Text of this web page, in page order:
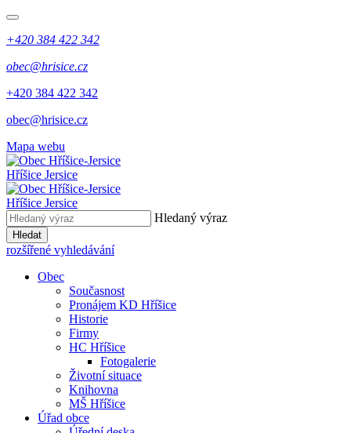
+420 384 422 342
obec@hrisice.cz
+420 384 422 342
obec@hrisice.cz
Mapa webu
Hříšice Jersice
Hříšice Jersice
Hledaný výraz
Hledat
rozšířené vyhledávání
Obec
Současnost
Pronájem KD Hříšice
Historie
Firmy
HC Hříšice
Fotogalerie
Životní situace
Knihovna
MŠ Hříšice
Úřad obce